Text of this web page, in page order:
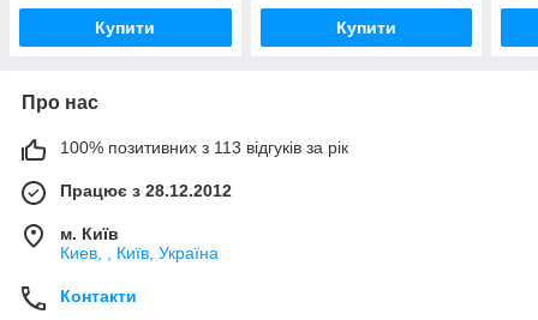
Купити Купити
Про нас
100% позитивних з 113 відгуків за рік
Працює з 28.12.2012
м. Київ
Киев, , Київ, Україна
Контакти